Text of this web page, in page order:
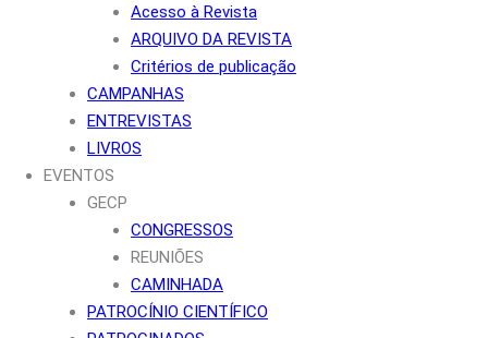
Acesso à Revista
ARQUIVO DA REVISTA
Critérios de publicação
CAMPANHAS
ENTREVISTAS
LIVROS
EVENTOS
GECP
CONGRESSOS
REUNIÕES
CAMINHADA
PATROCÍNIO CIENTÍFICO